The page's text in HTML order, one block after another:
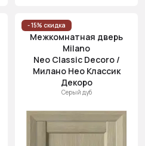
- 15% скидка
Межкомнатная дверь
Milano
Neo Classic Decoro /
Милано Нео Классик
Декоро
Серый дуб